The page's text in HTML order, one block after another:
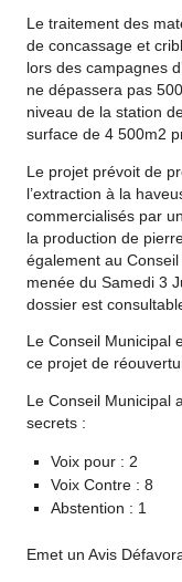
Le traitement des
de concassage et
lors des campagnes
ne dépassera pas
niveau de la station
surface de 4 500m2
Le projet prévoit de
l’extraction à la
commercialisés par
la production de
également au
menée du Samedi 3
dossier est
Le Conseil Municipal
ce projet de
Le Conseil Municipal
secrets :
Voix pour : 2
Voix Contre : 8
Abstention : 1
Emet un Avis